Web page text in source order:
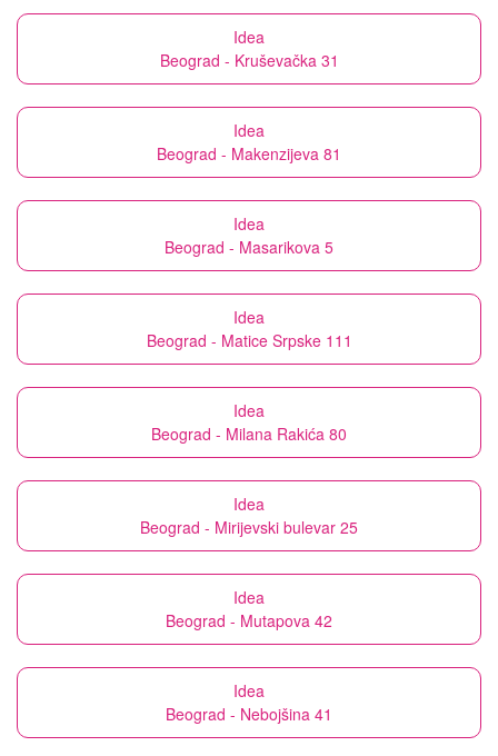
Idea
Beograd - Kruševačka 31
Idea
Beograd - Makenzijeva 81
Idea
Beograd - Masarikova 5
Idea
Beograd - Matice Srpske 111
Idea
Beograd - Milana Rakića 80
Idea
Beograd - Mirijevski bulevar 25
Idea
Beograd - Mutapova 42
Idea
Beograd - Nebojšina 41